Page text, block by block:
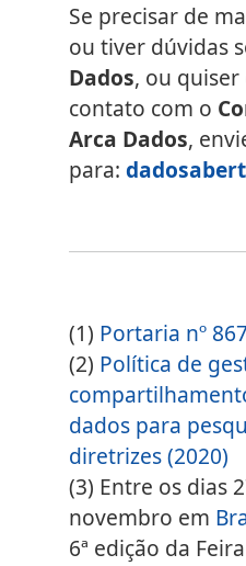
Se precisar de
ou tiver dúvidas
Dados, ou
contato com o
Arca Dados,
para:
(1) Portaria nº
(2) Política de
dados para
diretrizes (2020)
(3) Entre os dias
novembro em
6ª edição da